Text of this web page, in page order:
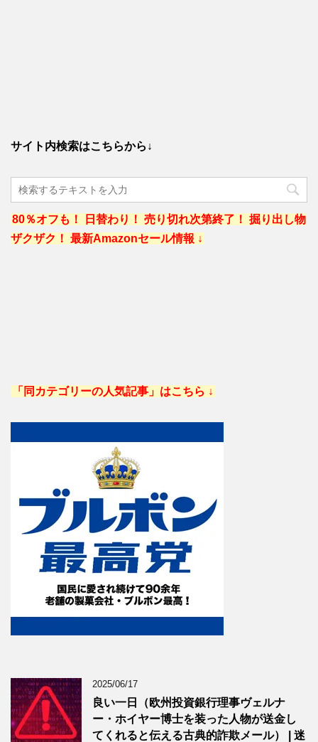
サイト内検索はこちらから↓
80％オフも！ 日替わり！ 売り切れ次第終了！ 掘り出し物
ザクザク！ 最新Amazonセール情報 ↓
「同カテゴリーの人気記事」はこちら ↓
2025/06/17
良い一日（欧州投資銀行理事ヴェルナ
ー・ホイヤー博士を装った人物が送金し
てくれると伝える古典的詐欺メール） | 迷